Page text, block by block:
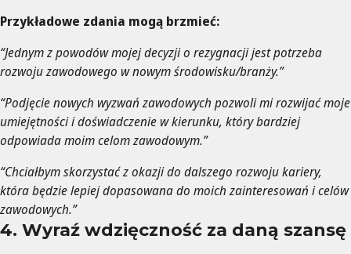
Przykładowe zdania mogą brzmieć:
“Jednym z powodów mojej decyzji o rezygnacji jest potrzeba
rozwoju zawodowego w nowym środowisku/branży.”
“Podjęcie nowych wyzwań zawodowych pozwoli mi rozwijać moje
umiejętności i doświadczenie w kierunku, który bardziej
odpowiada moim celom zawodowym.”
“Chciałbym skorzystać z okazji do dalszego rozwoju kariery,
która będzie lepiej dopasowana do moich zainteresowań i celów
zawodowych.”
4. Wyraź wdzięczność za daną szansę